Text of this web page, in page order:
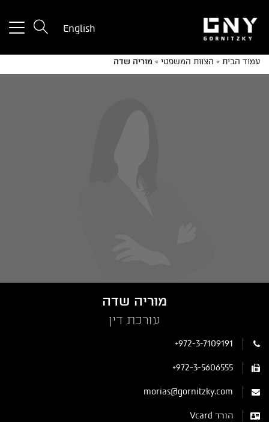
English
עמוד הבית » הצוות המשפטי » מוריה שדה
מוריה שדה
עורכת דין
+972-3-7109191
+972-3-5606555
morias@gornitzky.com
הורד Vcard